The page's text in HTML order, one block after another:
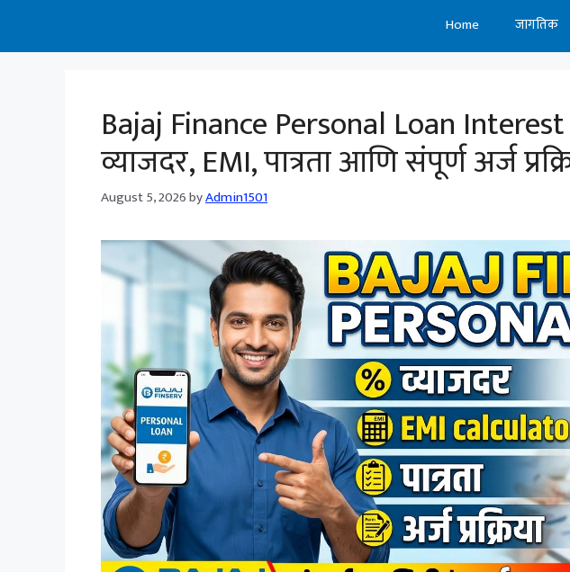
Home जागतिक
Bajaj Finance Personal Loan
व्याजदर, EMI, पात्रता आणि संपूर्ण अर्ज
August 5, 2026byAdmin1501